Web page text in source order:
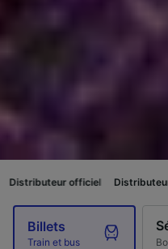
Distributeur officiel
Billets
Train et bus